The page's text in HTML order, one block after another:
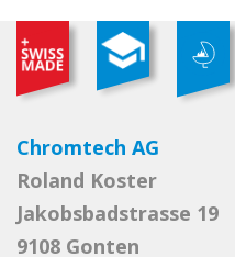
Chromtech AG
Roland Koster
Jakobsbadstrasse 19
9108 Gonten